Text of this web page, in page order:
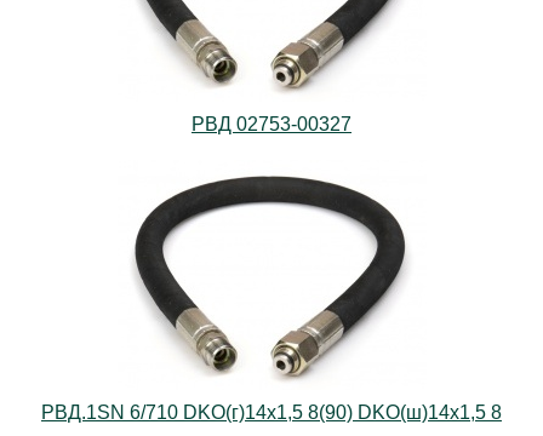
РВД 02753-00327
РВД.1SN 6/710 DKO(г)14х1,5 8(90) DKO(ш)14х1,5 8